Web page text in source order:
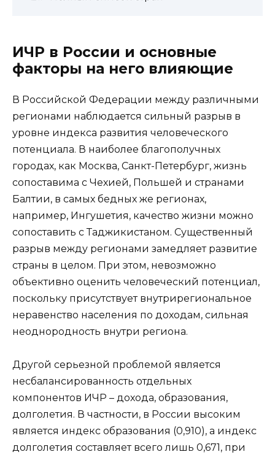
ИЧР в России и основные
факторы на него влияющие
В Российской Федерации между различными
регионами наблюдается сильный разрыв в
уровне индекса развития человеческого
потенциала. В наиболее благополучных
городах, как Москва, Санкт-Петербург, жизнь
сопоставима с Чехией, Польшей и странами
Балтии, в самых бедных же регионах,
например, Ингушетия, качество жизни можно
сопоставить с Таджикистаном. Существенный
разрыв между регионами замедляет развитие
страны в целом. При этом, невозможно
объективно оценить человеческий потенциал,
поскольку присутствует внутрирегиональное
неравенство населения по доходам, сильная
неоднородность внутри региона.
Другой серьезной проблемой является
несбалансированность отдельных
компонентов ИЧР – дохода, образования,
долголетия. В частности, в России высоким
является индекс образования (0,910), а индекс
долголетия составляет всего лишь 0,671, при